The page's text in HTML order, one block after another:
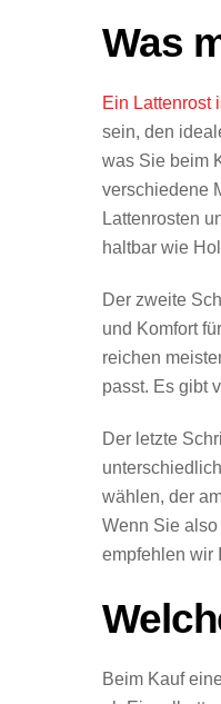
Was
Ein Lattenrost
sein, den
was Sie beim
verschiedene
Lattenrosten
haltbar wie
Der zweite
und Komfort
reichen
passt. Es gibt
Der letzte
wählen, der
Wenn Sie
empfehlen wir
Beim Kauf